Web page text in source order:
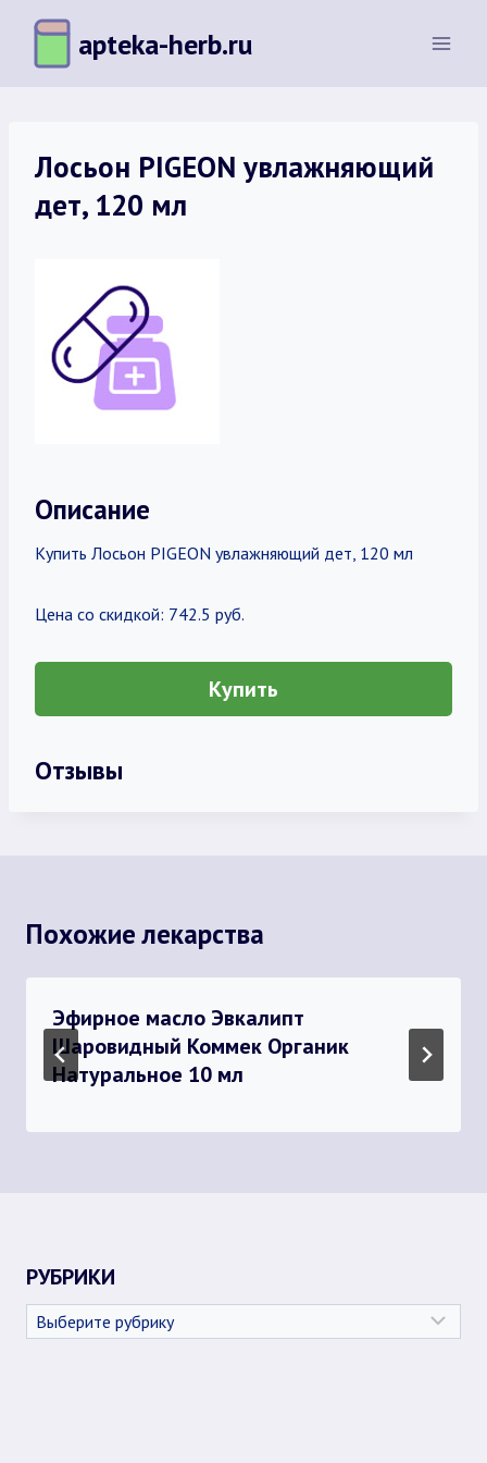
Перейти
содержимому
apteka-herb.ru
Лосьон PIGEON увлажняющий
дет, 120 мл
Описание
Купить Лосьон PIGEON увлажняющий дет, 120 мл
Цена со скидкой: 742.5 руб.
Купить
Отзывы
Похожие лекарства
Эфирное масло Эвкалипт
Шаровидный Коммек Органик
Натуральное 10 мл
РУБРИКИ
Рубрики